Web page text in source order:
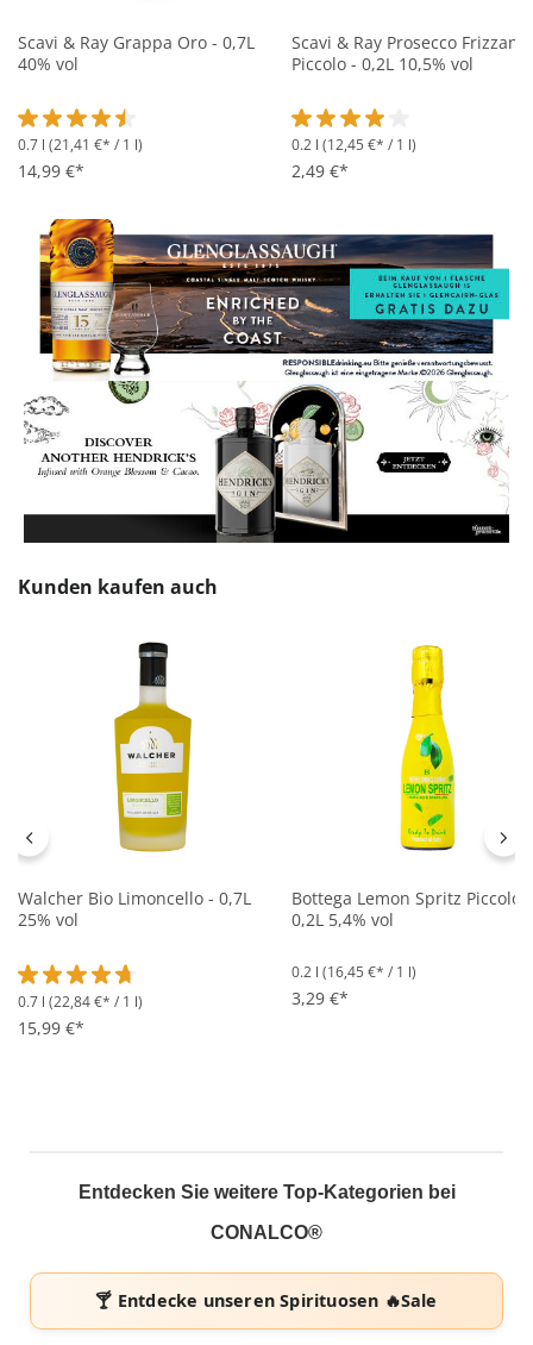
Scavi & Ray Grappa Oro - 0,7L
40% vol
Durchschnittliche Bewertung von 4.4 von 5 Sternen
0.7 l (21,41 €* / 1 l)
14,99 €*
Scavi & Ray Prosecco Frizzante
Piccolo - 0,2L 10,5% vol
Durchschnittliche
0.2 l (12,45 €* / 1 l)
2,49 €*
Produktgalerie überspringen
Kunden kaufen auch
Walcher Bio Limoncello - 0,7L
25% vol
Durchschnittliche Bewertung von 4.6 von 5 Sternen
0.7 l (22,84 €* / 1 l)
15,99 €*
Bottega Lemon Spritz Piccolo -
0,2L 5,4% vol
0.2 l (16,45 €* / 1 l)
3,29 €*
Entdecken Sie weitere Top-Kategorien bei
CONALCO®
🍸 Entdecke unserenSpirituosen 🔥Sale